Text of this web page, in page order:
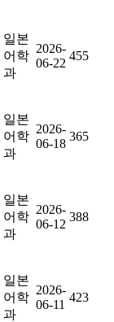
일본
어학
과
2026-
06-22
455
일본
어학
과
2026-
06-18
365
일본
어학
과
2026-
06-12
388
일본
어학
과
2026-
06-11
423